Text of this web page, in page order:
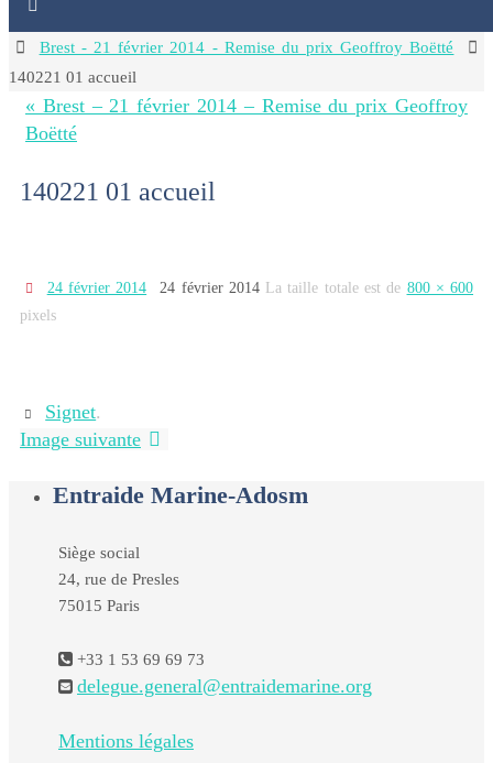
HomeBrest - 21 février 2014 - Remise du prix Geoffroy Boëtté
140221 01 accueil
« Brest – 21 février 2014 – Remise du prix Geoffroy
Boëtté
140221 01 accueil
24 février 2014 24 février 2014 La taille totale est de 800 × 600
pixels
Signet.
Image suivante
Entraide Marine-Adosm
Siège social
24, rue de Presles
75015 Paris
+33 1 53 69 69 73
delegue.general@entraidemarine.org
Mentions légales